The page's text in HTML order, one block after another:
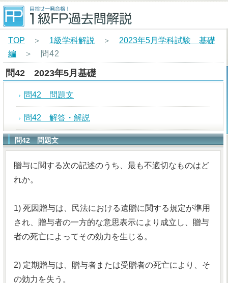
TOP ＞ 1級学科解説 ＞ 2023年5月学科試験 基礎
編 ＞ 問42
問42 2023年5月基礎
問42 問題文
問42 解答・解説
問42 問題文
贈与に関する次の記述のうち、最も不適切なものはど
れか。
1) 死因贈与は、民法における遺贈に関する規定が準用
され、贈与者の一方的な意思表示により成立し、贈与
者の死亡によってその効力を生じる。
2) 定期贈与は、贈与者または受贈者の死亡により、そ
の効力を失う。